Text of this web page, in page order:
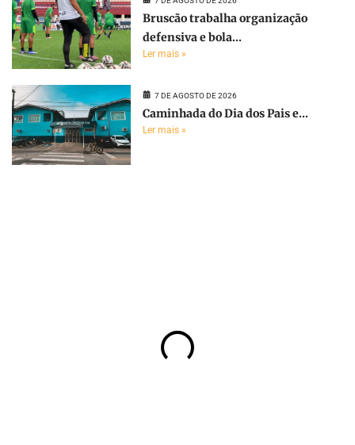
Bruscão trabalha organização
defensiva e bola...
Ler mais »
7 DE AGOSTO DE 2026
Caminhada do Dia dos Pais e...
Ler mais »